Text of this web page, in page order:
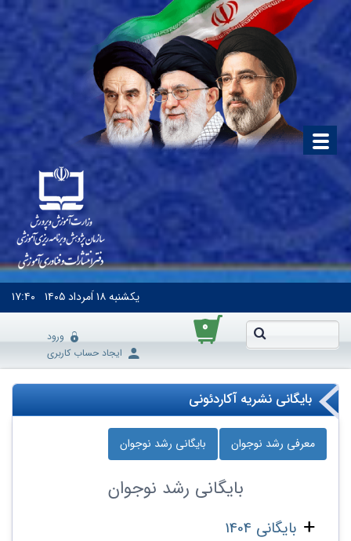
یکشنبه۱۸ اَمرداد ۱۴۰۵ ۱۷:۴۰
۰
ورود
ایجاد حساب کاربری
بایگانی نشریه آکاردئونی
معرفی رشد نوجوان بایگانی رشد نوجوان
بایگانی رشد نوجوان
بایگانی 1404